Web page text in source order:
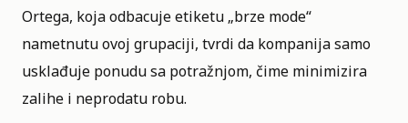
Ortega, koja odbacuje etiketu „brze mode“
nametnutu ovoj grupaciji, tvrdi da kompanija samo
usklađuje ponudu sa potražnjom, čime minimizira
zalihe i neprodatu robu.